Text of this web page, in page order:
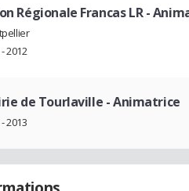
Régionale Francas LR-
2012
de Tourlaville - Animatrice
2013